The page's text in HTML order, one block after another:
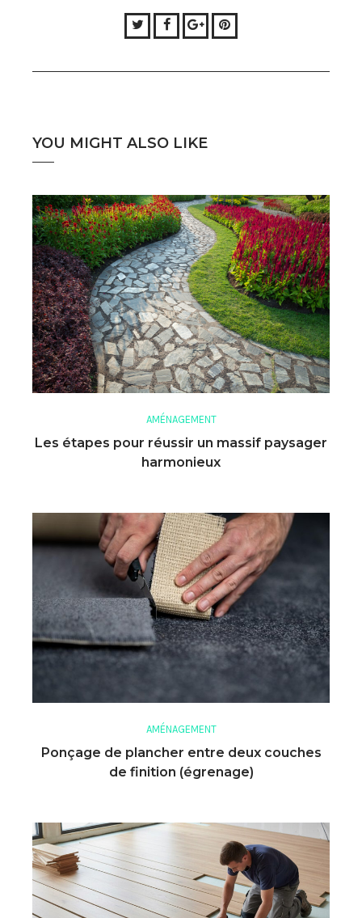
TwitterFacebook
Google+Pinterest
YOU MIGHT ALSO LIKE
AMÉNAGEMENT
Les étapes pour réussir un massif paysager
harmonieux
AMÉNAGEMENT
Ponçage de plancher entre deux couches
de finition (égrenage)